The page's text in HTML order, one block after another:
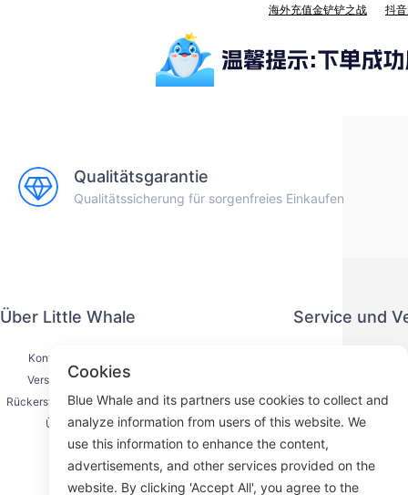
海外充值金铲铲之战
抖
Qualitätsgarantie
Qualitätssicherung für sorgenfreies Einkaufen
Über Little Whale
Kontaktiere uns
Versandprozess
Rückerstattungsprozess
Über uns
Service und
Cookies
Blue Whale and its partners use cookies to collect and
analyze information from users of this website. We
use this information to enhance the content,
advertisements, and other services provided on the
website. By clicking 'Accept All', you agree to the